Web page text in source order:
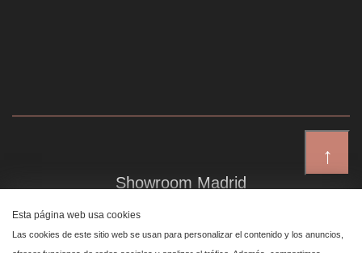
↑
Showroom Madrid
Plaza de Canalejas 6, 4 izq
Centro, 28014 Madrid
Esta página web usa cookies
Las cookies de este sitio web se usan para personalizar el contenido y los anuncios,